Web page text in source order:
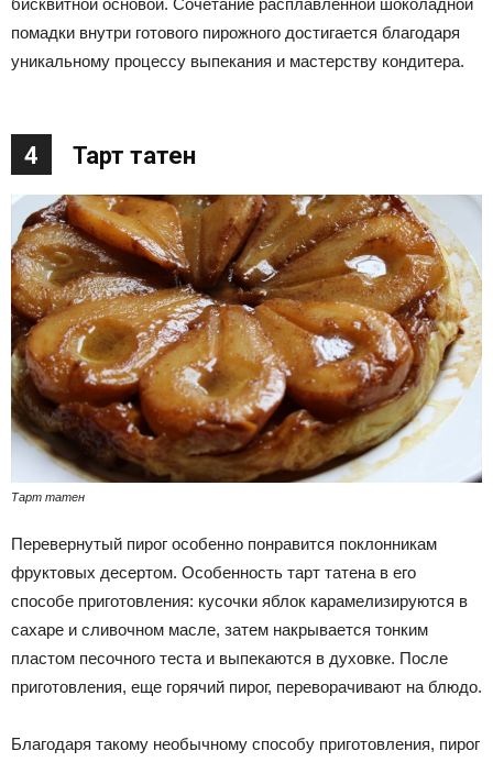
помадки внутри готового пирожного достигается благодаря
уникальному процессу выпекания и мастерству кондитера.
4 Тарт татен
Тарт татен
Перевернутый пирог особенно понравится поклонникам
фруктовых десертом. Особенность тарт татена в его
способе приготовления: кусочки яблок карамелизируются в
сахаре и сливочном масле, затем накрывается тонким
пластом песочного теста и выпекаются в духовке. После
приготовления, еще горячий пирог, переворачивают на блюдо.
Благодаря такому необычному способу приготовления, пирог